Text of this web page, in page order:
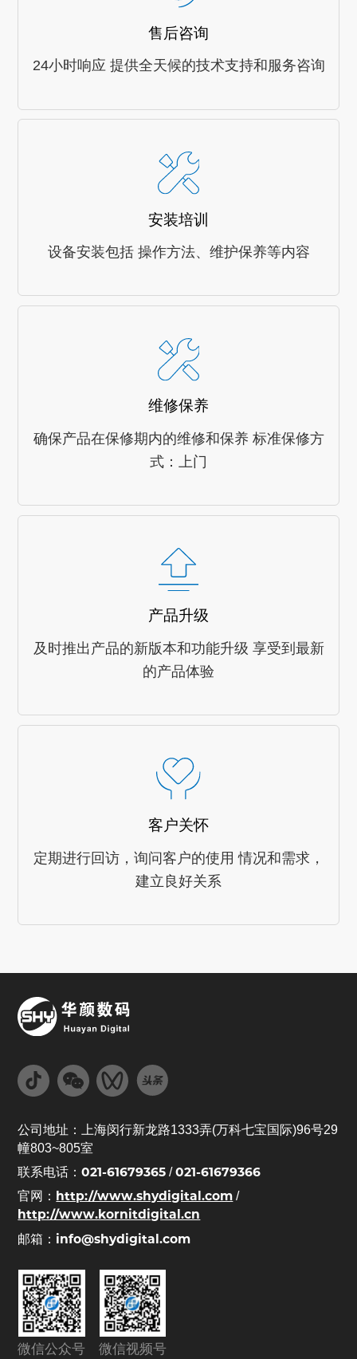
售后咨询
24小时响应 提供全天候的技术支持和服务咨询
安装培训
设备安装包括 操作方法、维护保养等内容
维修保养
确保产品在保修期内的维修和保养 标准保修方
式：上门
产品升级
及时推出产品的新版本和功能升级 享受到最新
的产品体验
客户关怀
定期进行回访，询问客户的使用 情况和需求，
建立良好关系
公司地址：上海闵行新龙路1333弄(万科七宝国际)96号29
幢803~805室
联系电话：021-61679365 /021-61679366
官网： http://www.shydigital.com /
http://www.kornitdigital.cn
邮箱： info@shydigital.com
微信公众号 微信视频号